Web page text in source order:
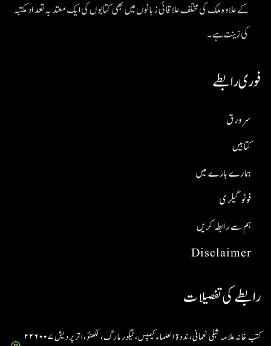
کے علاوہ ملک کی مختلف علاقائی زبانوں میں بھی کتابوں کی ایک معتد بہ تعداد مکتبہ
کی زینت ہے۔
فوری رابطے
Disclaimer
ہم سے رابطہ کریں
فوٹو گیلری
ہمارے بارے میں
کتابیں
سر ورق
رابطے کی تفصیلات
کتب خانہ علامہ شبلی نعمانی، ندوۃ العلماء کیمپس، ٹیگور مارگ، لکھنؤ، اتر پردیش ۲۲۶۰۰۷